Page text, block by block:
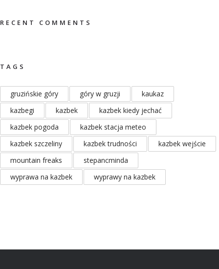
RECENT COMMENTS
TAGS
gruzińskie góry góry w gruzji
kaukaz
kazbegi
kazbek
kazbek kiedy jechać
kazbek pogoda
kazbek stacja meteo
kazbek szczeliny
kazbek trudności
kazbek wejście
mountain freaks
stepancminda
wyprawa na kazbek
wyprawy na kazbek